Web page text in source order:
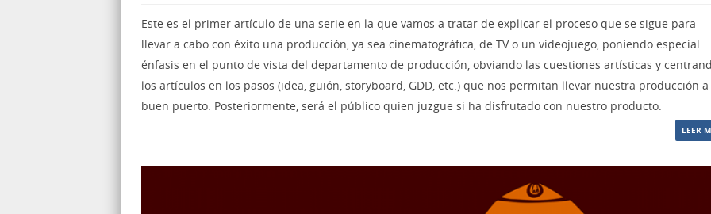
Este es el primer artículo de una serie en la que vamos a tratar de explicar el proceso que se sigue para
llevar a cabo con éxito una producción, ya sea cinematográfica, de TV o un videojuego, poniendo especial
énfasis en el punto de vista del departamento de producción, obviando las cuestiones artísticas y
los artículos en los pasos (idea, guión, storyboard, GDD, etc.) que nos permitan llevar nuestra producción a
buen puerto. Posteriormente, será el público quien juzgue si ha disfrutado con nuestro producto.
LEER